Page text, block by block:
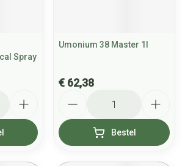
Spray
Umonium 38 Master 1l
€ 62,38
Bestel